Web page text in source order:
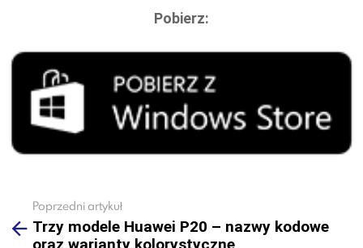
Pobierz:
more
Poprzedni artykuł
Trzy modele Huawei P20 – nazwy kodowe
oraz warianty kolorystyczne